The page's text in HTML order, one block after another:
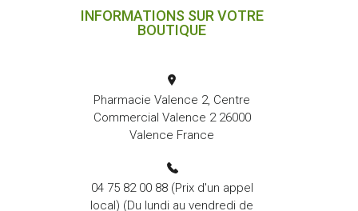
INFORMATIONS SUR VOTRE
BOUTIQUE
Pharmacie Valence 2, Centre
Commercial Valence 2 26000
Valence France
04 75 82 00 88(Prix d'un appel
local) (Du lundi au vendredi de